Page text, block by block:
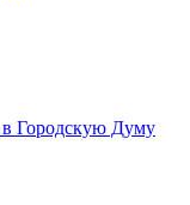
Городскую Думу